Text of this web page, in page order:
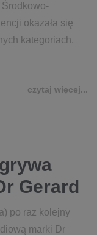
okazała się
kategoriach,
czytaj więcej...
Gerard
po raz kolejny
marki Dr